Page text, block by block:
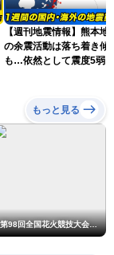
【週刊地震情報】熊本地
の余震活動は落ち着き傾
も…依然として震度5弱警
もっと見る
第98回全国花火競技大会「大曲の花火」